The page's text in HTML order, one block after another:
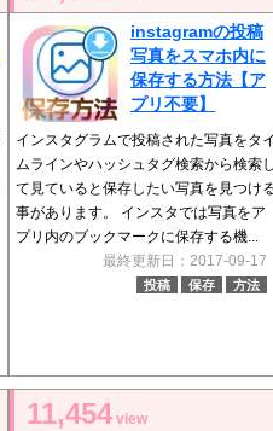
instagramの投稿
写真をスマホ内に
保存する方法【ア
プリ不要】
インスタグラムで投稿された写真をタイ
ムラインやハッシュタグ検索から検索し
て見ていると保存したい写真を見つけ
事があります。 インスタでは写真をア
プリ内のブックマークに保存する機...
最終更新日：2017-09-17
投稿 保存 方法
11,454 view